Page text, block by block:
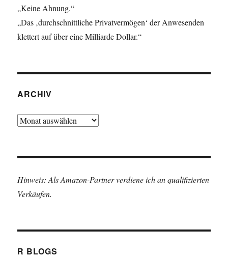
„Keine Ahnung.“
„Das ‚durchschnittliche Privatvermögen‘ der Anwesenden
klettert auf über eine Milliarde Dollar.“
ARCHIV
Archiv
Hinweis: Als Amazon-Partner verdiene ich an qualifizierten
Verkäufen.
R BLOGS